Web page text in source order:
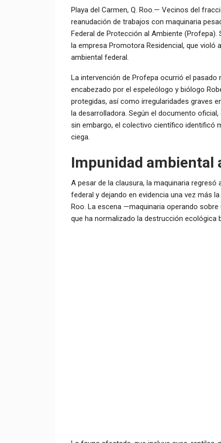
Playa del Carmen, Q. Roo.— Vecinos del
reanudación de trabajos con maquinaria
Federal de Protección al Ambiente
la empresa Promotora Residencial, que
ambiental federal.
La intervención de Profepa ocurrió el
encabezado por el espeleólogo y biólogo
protegidas, así como irregularidades graves
la desarrolladora. Según el documento
sin embargo, el colectivo científico identificó
ciega.
Impunidad ambiental
A pesar de la clausura, la maquinaria
federal y dejando en evidencia una vez más
Roo. La escena —maquinaria operando
que ha normalizado la destrucción ecológica